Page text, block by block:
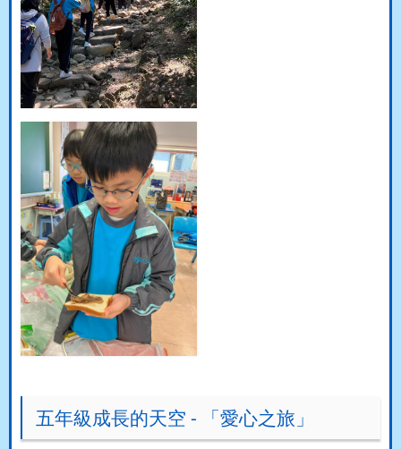
五年級成長的天空 - 「愛心之旅」